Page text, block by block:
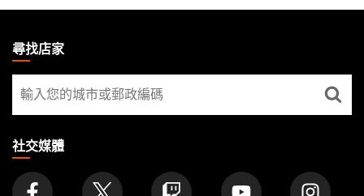
THE
GATHERING
FOOTER
尋找店家
尋
找
家
社交媒體